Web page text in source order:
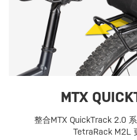
MTX
整合MTX QuickTrack 2.0
TetraRack M2L